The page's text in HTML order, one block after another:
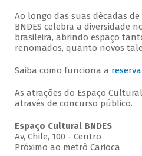
Ao longo das suas décadas
BNDES celebra a diversidade
brasileira, abrindo espaço
renomados, quanto novos
Saiba como funciona a
As atrações do Espaço
através de concurso público.
Espaço Cultural BNDES
Av, Chile, 100 - Centro
Próximo ao metrô Carioca